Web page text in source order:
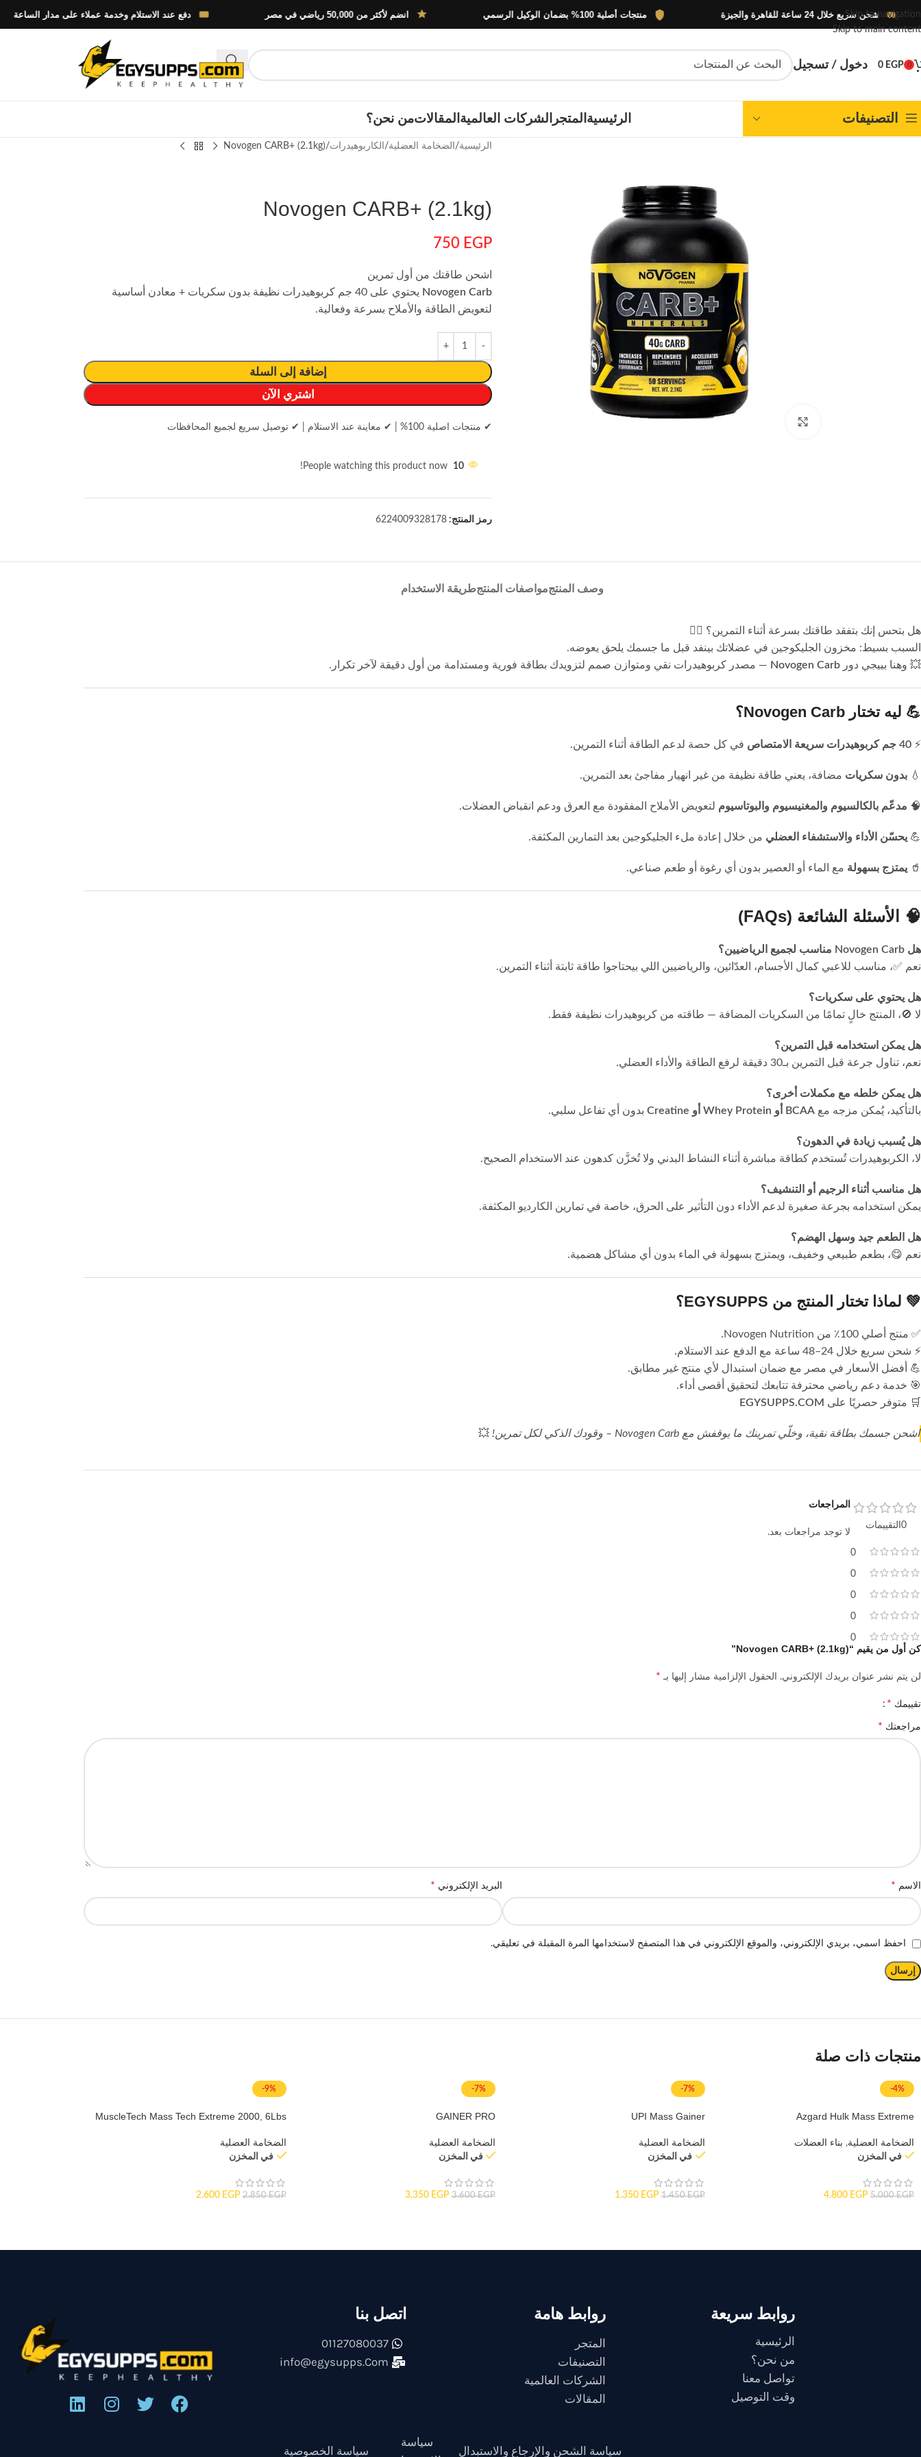
Skip to navigation
Skip to main content
دفع عند الاستلام وخدمة عملاء على مدار الساعة انضم لأكثر من 50,000 رياضي في مصر منتجات أصلية 100% بضمان الوكيل الرسمي شحن سريع خلال 24 ساعة للقاهرة والجيزة
0
0 EGP دخول / تسجيل
التصنيفات الرئيسية المتجر الشركات العالمية المقالاتمن نحن؟
الرئيسية الضخامة العضلية الكاربوهيدرات Novogen CARB+ (2.1kg)
Novogen CARB+ (2.1kg)
750 EGP
اشحن طاقتك من أول تمرين
Novogen Carb
يحتوي على 40 جم كربوهيدرات نظيفة بدون سكريات + معادن أساسية
لتعويض الطاقة والأملاح بسرعة وفعالية.
إضافة إلى السلة
اشتري الآن
✔ منتجات اصلية 100% ✔ معاينة عند الاستلام ✔ توصيل سريع لجميع المحافظات
10
People watching this product now!
رمز المنتج: 6224009328178
وصف المنتجمواصفات المنتجطريقة الاستخدام
هل بتحس إنك بتفقد طاقتك بسرعة أثناء التمرين؟ 😮‍💨
السبب بسيط: مخزون الجليكوجين في عضلاتك بينفد قبل ما جسمك يلحق يعوضه.
💥 وهنا بييجي دور Novogen Carb — مصدر كربوهيدرات نقي ومتوازن صمم لتزويدك بطاقة فورية ومستدامة من أول دقيقة لآخر تكرار.
💪 ليه تختار Novogen Carb؟
⚡ 40 جم كربوهيدرات سريعة الامتصاص في كل حصة لدعم الطاقة أثناء التمرين.
💧 بدون سكريات مضافة، يعني طاقة نظيفة من غير انهيار مفاجئ بعد التمرين.
🧠 مدعّم بالكالسيوم والمغنيسيوم والبوتاسيوم لتعويض الأملاح المفقودة مع العرق ودعم انقباض العضلات.
💪 يحسّن الأداء والاستشفاء العضلي من خلال إعادة ملء الجليكوجين بعد التمارين المكثفة.
🥤 يمتزج بسهولة مع الماء أو العصير بدون أي رغوة أو طعم صناعي.
🧠 الأسئلة الشائعة (FAQs)
هل Novogen Carb مناسب لجميع الرياضيين؟
نعم ✅، مناسب للاعبي كمال الأجسام، العدّائين، والرياضيين اللي بيحتاجوا طاقة ثابتة أثناء التمرين.
هل يحتوي على سكريات؟
لا 🚫، المنتج خالٍ تمامًا من السكريات المضافة — طاقته من كربوهيدرات نظيفة فقط.
هل يمكن استخدامه قبل التمرين؟
نعم، تناول جرعة قبل التمرين بـ30 دقيقة لرفع الطاقة والأداء العضلي.
هل يمكن خلطه مع مكملات أخرى؟
بالتأكيد، يُمكن مزجه مع BCAA أو Whey Protein أو Creatine بدون أي تفاعل سلبي.
هل يُسبب زيادة في الدهون؟
لا، الكربوهيدرات تُستخدم كطاقة مباشرة أثناء النشاط البدني ولا تُخزَّن كدهون عند الاستخدام الصحيح.
هل مناسب أثناء الرجيم أو التنشيف؟
يمكن استخدامه بجرعة صغيرة لدعم الأداء دون التأثير على الحرق، خاصة في تمارين الكارديو المكثفة.
هل الطعم جيد وسهل الهضم؟
نعم 😋، بطعم طبيعي وخفيف، ويمتزج بسهولة في الماء بدون أي مشاكل هضمية.
💚 لماذا تختار المنتج من EGYSUPPS؟
✅ منتج أصلي 100٪ من Novogen Nutrition.
⚡ شحن سريع خلال 24–48 ساعة مع الدفع عند الاستلام.
💪 أفضل الأسعار في مصر مع ضمان استبدال لأي منتج غير مطابق.
🎯 خدمة دعم رياضي محترفة تتابعك لتحقيق أقصى أداء.
🛒 متوفر حصريًا على EGYSUPPS.COM
اشحن جسمك بطاقة نقية، وخلّي تمرينك ما يوقفش مع Novogen Carb – وقودك الذكي لكل تمرين! 💥
0التقييمات
0
0
0
0
0
المراجعات
لا توجد مراجعات بعد.
كن أول من يقيم “Novogen CARB+ (2.1kg)”
لن يتم نشر عنوان بريدك الإلكتروني. الحقول الإلزامية مشار إليها بـ *
تقييمك *
مراجعتك *
الاسم * البريد الإلكتروني *
احفظ اسمي، بريدي الإلكتروني، والموقع الإلكتروني في هذا المتصفح لاستخدامها المرة المقبلة في تعليقي.
منتجات ذات صلة
-4%
Azgard Hulk Mass Extreme
الضخامة العضلية, بناء العضلات
في المخزن
5.000EGP
4.800 EGP
-7%
UPI Mass Gainer
الضخامة العضلية
في المخزن
1.450EGP
1.350 EGP
-7%
GAINER PRO
الضخامة العضلية
في المخزن
3.600EGP
3.350 EGP
-9%
MuscleTech Mass Tech Extreme 2000, 6Lbs
الضخامة العضلية
في المخزن
2.850EGP
2.600 EGP
روابط سريعة
الرئيسية
من نحن؟
تواصل معنا
وقت التوصيل
روابط هامة
المتجر
التصنيفات
الشركات العالمية
المقالات
اتصل بنا
01127080037
info@egysupps.Com
سياسة الشحن والإرجاع والاستبدال
سياسة
سياسة الخصوصية